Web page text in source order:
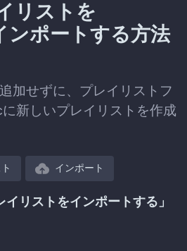
リストを
ポートする方法
加せずに、プレイリストフ
新しいプレイリストを作成
インポート
イリストをインポートする」